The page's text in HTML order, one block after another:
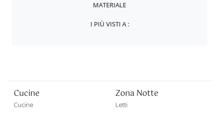
MATERIALE
I PIÙ VISTI A :
Cucine
Cucine
Zona Notte
Letti